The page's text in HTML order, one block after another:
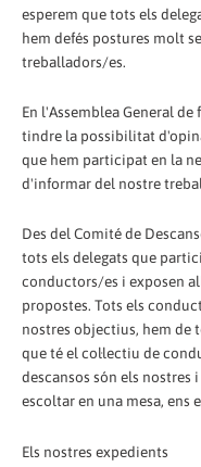
esperem que tots els
hem defés postures molt
treballadors/es.
En l'Assemblea General
tindre la possibilitat
que hem participat en la
d'informar del nostre
Des del Comité de
tots els delegats que
conductors/es i exposen
propostes. Tots els
nostres objectius, hem de
que té el col·lectiu de
descansos són els nostres
escoltar en una mesa, ens
Els nostres expedients